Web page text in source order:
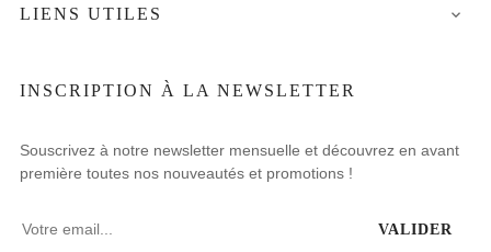
LIENS UTILES 
INSCRIPTION À LA NEWSLETTER
Souscrivez à notre newsletter mensuelle et découvrez en avant
première toutes nos nouveautés et promotions !
VALIDER